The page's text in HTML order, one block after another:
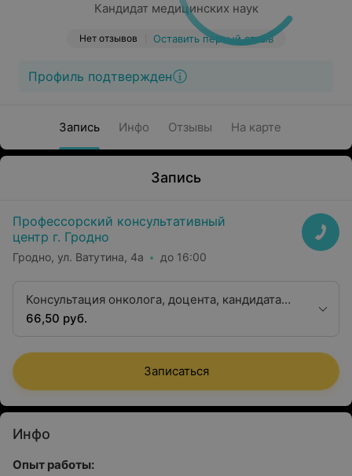
Кандидат медицинских наук
Нет отзывов Оставить первый отзыв
Профиль подтвержден
Запись Инфо Отзывы На карте
Запись
Профессорский консультативный
центр г. Гродно
Гродно, ул. Ватутина, 4а до 16:00
Консультация онколога, доцента, кандидата
медицинских наук
66,50 руб.
Записаться
Инфо
Опыт работы: